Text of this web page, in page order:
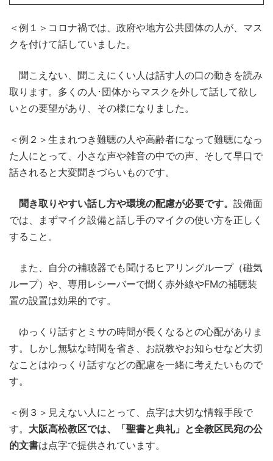
＜例１＞コロナ禍では、政府や地方公共団体の人が、マス
クを付けて話していました。
聞こえない、聞こえにくい人は話す人の口の動きを読み
取ります。多くの人･団体からマスクを外して話して欲し
いとの要望があり、その様になりました。
＜例２＞生まれつき難聴の人や高齢者になって難聴になっ
た人にとって、小さな声や雑音の中での声、そして早口で
話されると大変聞きづらいものです。
聞き取りやすい話し方や環境の配慮が必要です。 設備面
では、まずマイク設備と話し手のマイクの使い方を正しく
すること。
また、自分の補聴器でも聞けるヒアリングループ（磁気
ループ）や、専用レシーバーで聞く赤外線やFMの補聴装
置の設置は効果的です。
ゆっくり話すとミサの時間が長くなるとの心配がありま
す。しかし無駄な時間を省き、お説教やお知らせなど大切
なことはゆっくり話すなどの配慮を一緒に考えたいもので
す。
＜例３＞見えない人にとって、点字は大切な情報手段で
す。 大阪高松教区では、「聖書と典礼」と全教区民宛の公
的文書は点字で提供されています。